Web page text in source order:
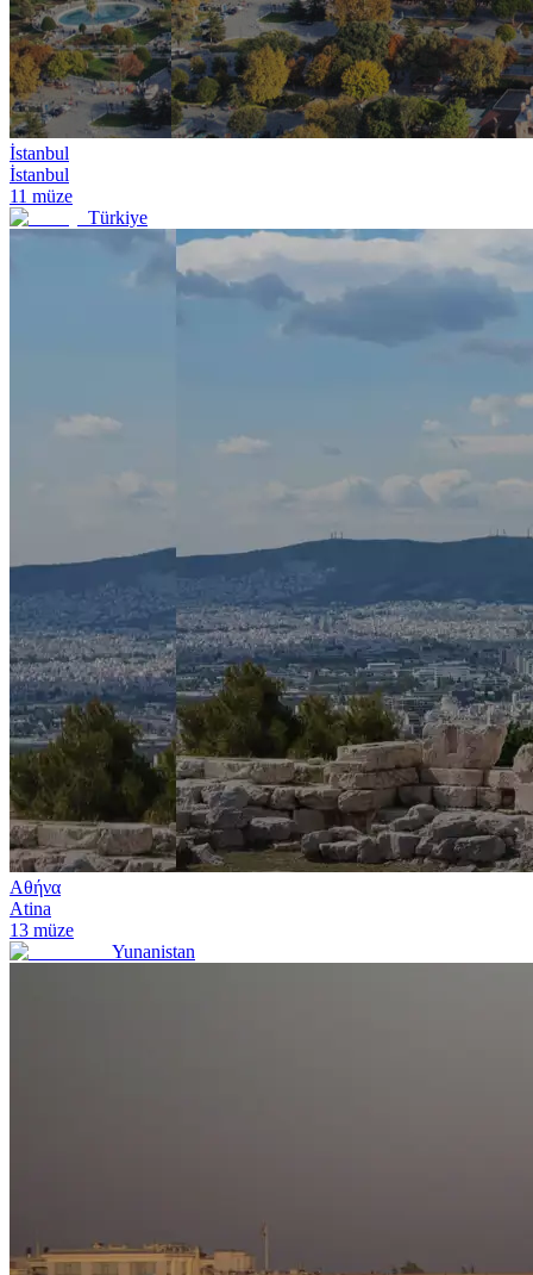
İstanbul
İstanbul
11 müze
Türkiye
Αθήνα
Atina
13 müze
Yunanistan